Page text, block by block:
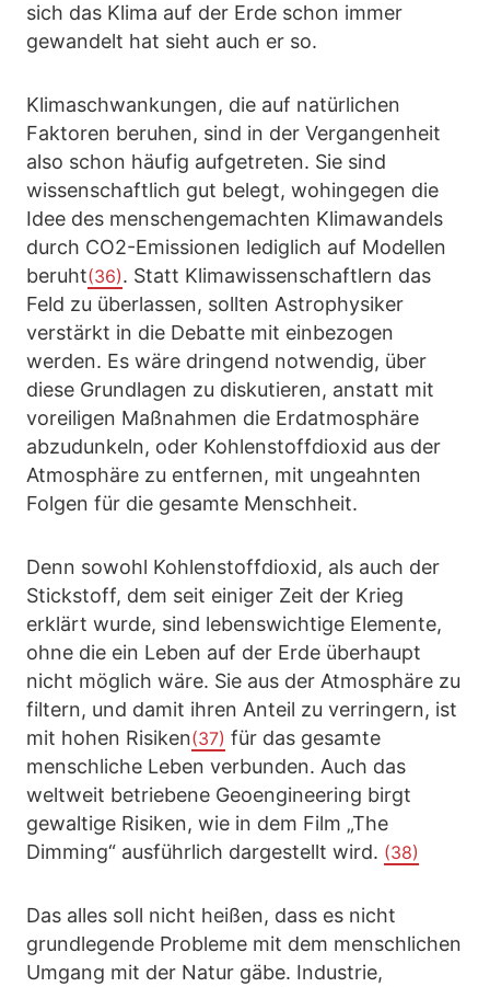
sich das Klima auf der Erde schon immer
gewandelt hat sieht auch er so.
Klimaschwankungen, die auf natürlichen
Faktoren beruhen, sind in der Vergangenheit
also schon häufig aufgetreten. Sie sind
wissenschaftlich gut belegt, wohingegen die
Idee des menschengemachten Klimawandels
durch CO2-Emissionen lediglich auf Modellen
beruht(36). Statt Klimawissenschaftlern das
Feld zu überlassen, sollten Astrophysiker
verstärkt in die Debatte mit einbezogen
werden. Es wäre dringend notwendig, über
diese Grundlagen zu diskutieren, anstatt mit
voreiligen Maßnahmen die Erdatmosphäre
abzudunkeln, oder Kohlenstoffdioxid aus der
Atmosphäre zu entfernen, mit ungeahnten
Folgen für die gesamte Menschheit.
Denn sowohl Kohlenstoffdioxid, als auch der
Stickstoff, dem seit einiger Zeit der Krieg
erklärt wurde, sind lebenswichtige Elemente,
ohne die ein Leben auf der Erde überhaupt
nicht möglich wäre. Sie aus der Atmosphäre zu
filtern, und damit ihren Anteil zu verringern, ist
mit hohen Risiken(37) für das gesamte
menschliche Leben verbunden. Auch das
weltweit betriebene Geoengineering birgt
gewaltige Risiken, wie in dem Film „The
Dimming“ ausführlich dargestellt wird. (38)
Das alles soll nicht heißen, dass es nicht
grundlegende Probleme mit dem menschlichen
Umgang mit der Natur gäbe. Industrie,